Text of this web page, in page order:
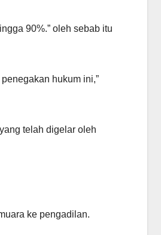
90%.” oleh sebab itu
hukum ini,”
telah digelar oleh
ke pengadilan.